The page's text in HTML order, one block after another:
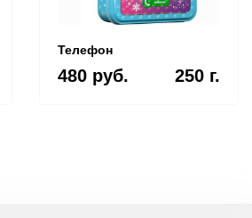
Телефон
480 руб. 250 г.